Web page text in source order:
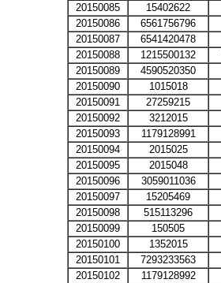
20150085
15402622
20150086
6561756796
20150087
6541420478
20150088
1215500132
20150089
4590520350
20150090
1015018
20150091
27259215
20150092
3212015
20150093
1179128991
20150094
2015025
20150095
2015048
20150096
3059011036
20150097
15205469
20150098
515113296
20150099
150505
20150100
1352015
20150101
7293233563
20150102
1179128992